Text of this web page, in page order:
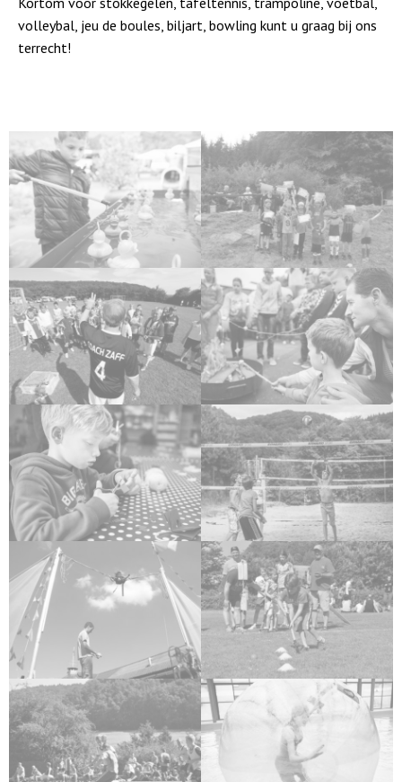
volleybal, jeu de boules, biljart, bowling kunt u graag bij ons
terrecht!